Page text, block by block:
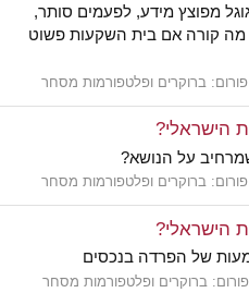
מפוצץ מידע, לפעמים סותר,
מה קורה אם בית השקעות פשוט
פורום: ברוקרים ופלטפורמות מסחר
הישראלי?
על הנושא?
פורום: ברוקרים ופלטפורמות מסחר
הישראלי?
של הפרדה בנכסים
פורום: ברוקרים ופלטפורמות מסחר